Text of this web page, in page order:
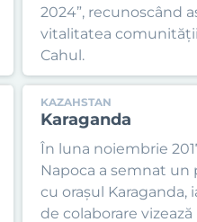
2024”, recunoscând
vitalitatea
Cahul.
KAZAHSTAN
Karaganda
În luna noiembrie
Napoca a semnat un
cu orașul Karaganda,
de colaborare